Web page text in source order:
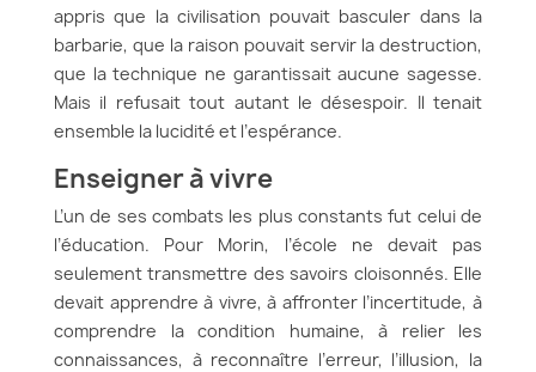
appris que la civilisation pouvait basculer dans la
barbarie, que la raison pouvait servir la destruction,
que la technique ne garantissait aucune sagesse.
Mais il refusait tout autant le désespoir. Il tenait
ensemble la lucidité et l’espérance.
Enseigner à vivre
L’un de ses combats les plus constants fut celui de
l’éducation. Pour Morin, l’école ne devait pas
seulement transmettre des savoirs cloisonnés. Elle
devait apprendre à vivre, à affronter l’incertitude, à
comprendre la condition humaine, à relier les
connaissances, à reconnaître l’erreur, l’illusion, la